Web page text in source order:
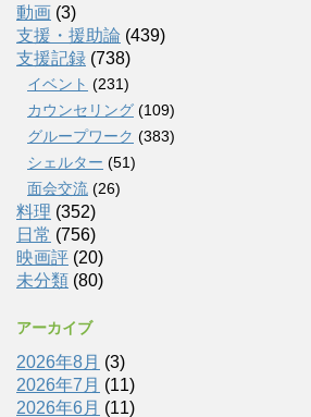
動画 (3)
支援・援助論 (439)
支援記録 (738)
イベント (231)
カウンセリング (109)
グループワーク (383)
シェルター (51)
面会交流 (26)
料理 (352)
日常 (756)
映画評 (20)
未分類 (80)
アーカイブ
2026年8月 (3)
2026年7月 (11)
2026年6月 (11)